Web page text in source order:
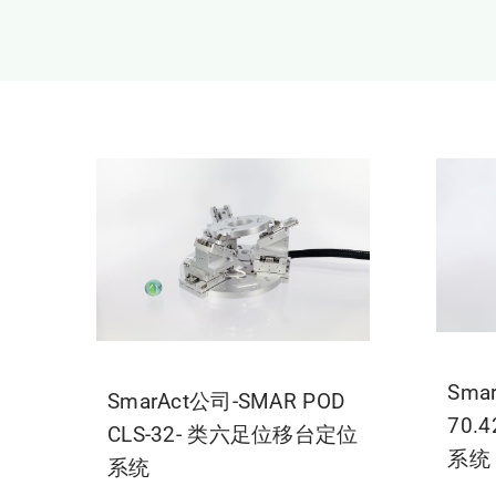
SmarAct公司-SMAR POD
CLS-32- 类六足位移台定位
系统
系统